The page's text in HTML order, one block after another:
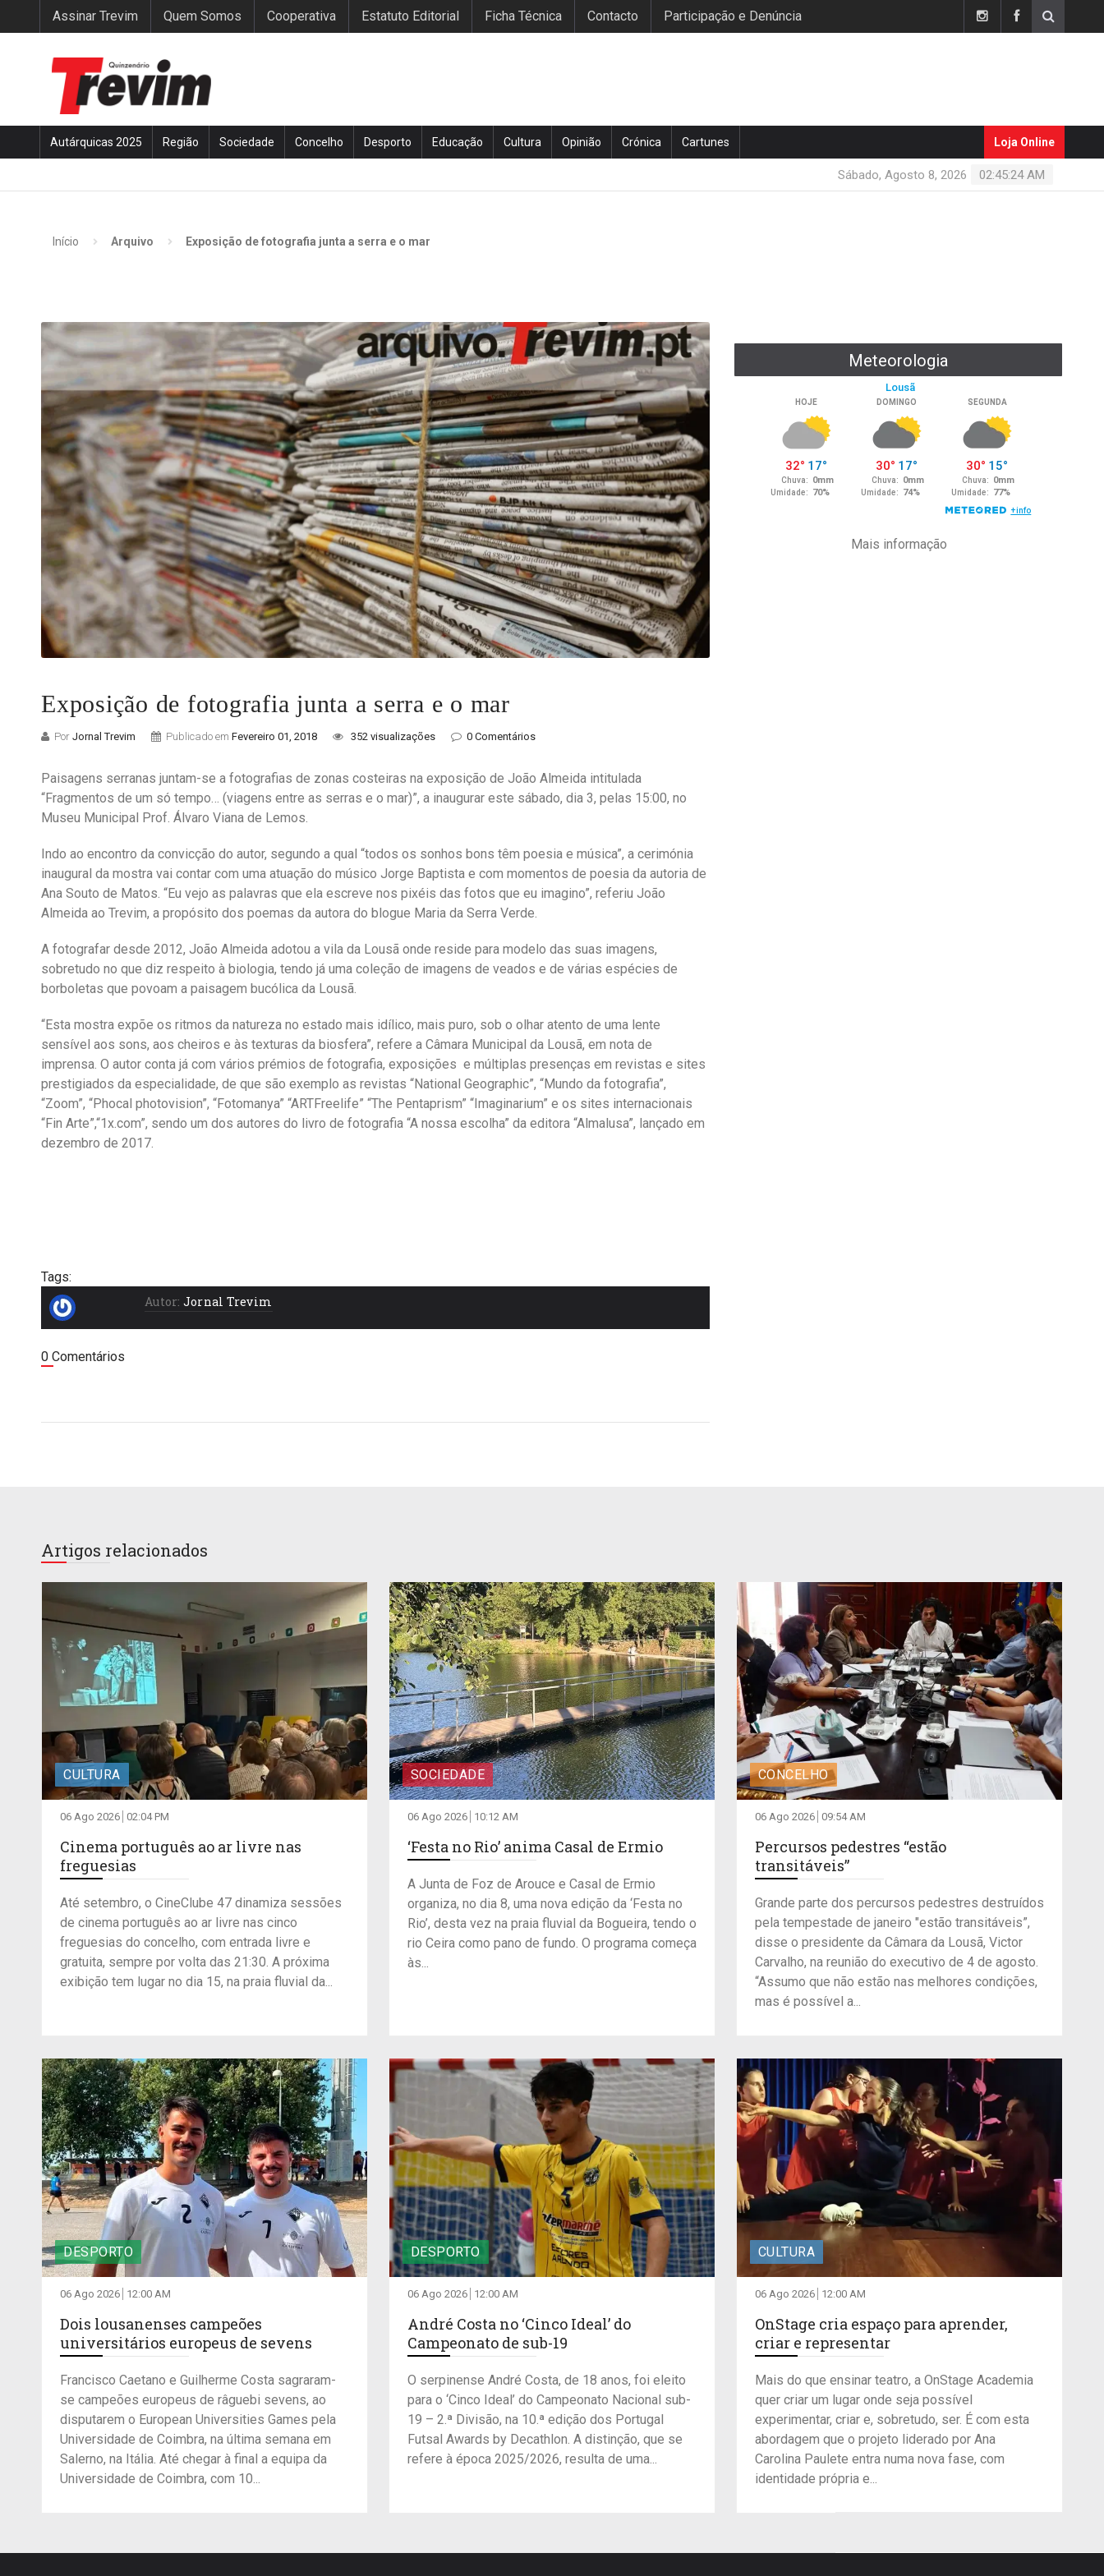
Assinar Trevim Quem Somos Cooperativa Estatuto Editorial Ficha Técnica Contacto Participação e Denúncia
Autárquicas 2025 Região Sociedade Concelho Desporto Educação Cultura Opinião Crónica Cartunes Loja Online
02:45:25 AM
Sábado, Agosto 8, 2026
Início Arquivo Exposição de fotografia junta a serra e o mar
Exposição de fotografia junta a serra e o mar
Por Jornal Trevim Publicado em Fevereiro 01, 2018 352 visualizações 0 Comentários
Paisagens serranas juntam-se a fotografias de zonas costeiras na exposição de João Almeida intitulada
“Fragmentos de um só tempo… (viagens entre as serras e o mar)”, a inaugurar este sábado, dia 3, pelas 15:00, no
Museu Municipal Prof. Álvaro Viana de Lemos.
Indo ao encontro da convicção do autor, segundo a qual “todos os sonhos bons têm poesia e música”, a cerimónia
inaugural da mostra vai contar com uma atuação do músico Jorge Baptista e com momentos de poesia da autoria de
Ana Souto de Matos. “Eu vejo as palavras que ela escreve nos pixéis das fotos que eu imagino”, referiu João
Almeida ao Trevim, a propósito dos poemas da autora do blogue Maria da Serra Verde.
A fotografar desde 2012, João Almeida adotou a vila da Lousã onde reside para modelo das suas imagens,
sobretudo no que diz respeito à biologia, tendo já uma coleção de imagens de veados e de várias espécies de
borboletas que povoam a paisagem bucólica da Lousã.
“Esta mostra expõe os ritmos da natureza no estado mais idílico, mais puro, sob o olhar atento de uma lente
sensível aos sons, aos cheiros e às texturas da biosfera”, refere a Câmara Municipal da Lousã, em nota de
imprensa. O autor conta já com vários prémios de fotografia, exposições e múltiplas presenças em revistas e sites
prestigiados da especialidade, de que são exemplo as revistas “National Geographic”, “Mundo da fotografia”,
“Zoom”, “Phocal photovision”, “Fotomanya” “ARTFreelife” “The Pentaprism” “Imaginarium” e os sites internacionais
“Fin Arte”,“1x.com”, sendo um dos autores do livro de fotografia “A nossa escolha” da editora “Almalusa”, lançado em
dezembro de 2017.
Tags:
Autor: Jornal Trevim
0 Comentários
Meteorologia
Mais informação
Artigos relacionados
CULTURA
06 Ago 2026 02:04 PM
Cinema português ao ar livre nas
freguesias
Até setembro, o CineClube 47 dinamiza sessões
de cinema português ao ar livre nas cinco
freguesias do concelho, com entrada livre e
gratuita, sempre por volta das 21:30. A próxima
exibição tem lugar no dia 15, na praia fluvial da...
SOCIEDADE
06 Ago 2026 10:12 AM
‘Festa no Rio’ anima Casal de Ermio
A Junta de Foz de Arouce e Casal de Ermio
organiza, no dia 8, uma nova edição da ‘Festa no
Rio’, desta vez na praia fluvial da Bogueira, tendo o
rio Ceira como pano de fundo. O programa começa
às...
CONCELHO
06 Ago 2026 09:54 AM
Percursos pedestres “estão
transitáveis”
Grande parte dos percursos pedestres destruídos
pela tempestade de janeiro "estão transitáveis”,
disse o presidente da Câmara da Lousã, Victor
Carvalho, na reunião do executivo de 4 de agosto.
“Assumo que não estão nas melhores condições,
mas é possível a...
DESPORTO
06 Ago 2026 12:00 AM
Dois lousanenses campeões
universitários europeus de sevens
Francisco Caetano e Guilherme Costa sagraram-
se campeões europeus de râguebi sevens, ao
disputarem o European Universities Games pela
Universidade de Coimbra, na última semana em
Salerno, na Itália. Até chegar à final a equipa da
Universidade de Coimbra, com 10...
DESPORTO
06 Ago 2026 12:00 AM
André Costa no ‘Cinco Ideal’ do
Campeonato de sub-19
O serpinense André Costa, de 18 anos, foi eleito
para o ‘Cinco Ideal’ do Campeonato Nacional sub-
19 – 2.ª Divisão, na 10.ª edição dos Portugal
Futsal Awards by Decathlon. A distinção, que se
refere à época 2025/2026, resulta de uma...
CULTURA
06 Ago 2026 12:00 AM
OnStage cria espaço para aprender,
criar e representar
Mais do que ensinar teatro, a OnStage Academia
quer criar um lugar onde seja possível
experimentar, criar e, sobretudo, ser. É com esta
abordagem que o projeto liderado por Ana
Carolina Paulete entra numa nova fase, com
identidade própria e...